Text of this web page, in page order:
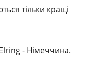
тільки кращі
- Німеччина.